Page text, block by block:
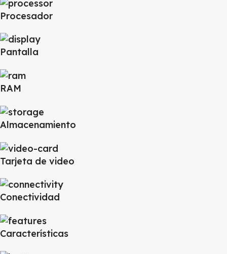
Procesador
Pantalla
RAM
Almacenamiento
Tarjeta de video
Conectividad
Características